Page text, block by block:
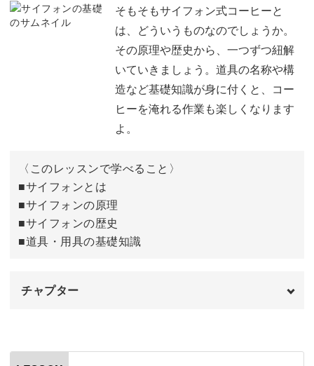
しみください。
サイフォンコーヒーの美味しい淹れ方を徹底解説
「サイフォン持っているけど、実は持て余している…」
「サイフォンコーヒー始めたいけど、ちゃんと使えるか
な…」
そのような方でも大丈夫です！
そもそもサイフォン式コーヒーと
は、どういうものなのでしょうか。
その原理や歴史から、一つずつ紐解
いていきましょう。道具の名称や構
造など基礎知識が身に付くと、コー
ヒーを淹れる作業も楽しくなります
よ。
〈このレッスンで学べること〉
■サイフォンとは
■サイフォンの原理
■サイフォンの歴史
■道具・用具の基礎知識
チャプター
はじめに